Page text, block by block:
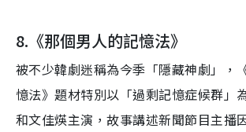
8. 《那個男人的記憶法》
被不少韓劇迷稱為今季「隱藏神劇 」
，
憶法》題材特別以「過剩記憶症候群」
和文佳煐主演 ，故事講述新聞節目主播